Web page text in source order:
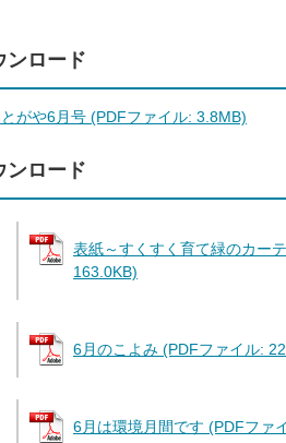
ンロード
がや6月号 (PDFファイル: 3.8MB)
ンロード
表紙～すくすく育て緑のカー
163.0KB)
6月のこよみ (PDFファイル:
6月は環境月間です (PDFファ